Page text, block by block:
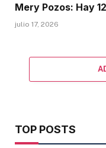
Mery Pozos: Hay
julio 17, 2026
TOP POSTS